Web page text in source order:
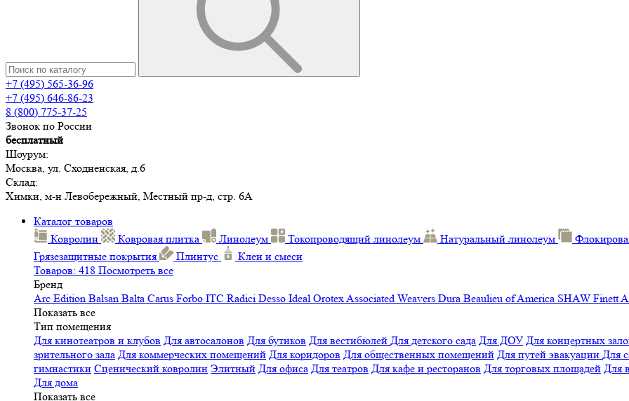
+7 (495) 565-36-96
+7 (495) 646-86-23
8 (800) 775-37-25
Звонок по России
бесплатный
Шоурум:
Москва, ул. Сходненская, д.6
Склад:
Химки, м-н Левобережный, Местный пр-д, стр. 6А
Каталог товаров
Ковролин
Ковровая плитка Линолеум Токопроводящий линолеум Натуральный линолеум
Грязезащитные покрытия
Плинтус
Клеи и смеси
Товаров: 418 Посмотреть все
Бренд
Arc Edition Balsan Balta Carus Forbo ITC Radici Desso Ideal OrotexAssociated Weavers Dura Beaulieu of America SHAW Finett
Показать все
Тип помещения
Для кинотеатров и клубов Для автосалонов Для бутиков Для вестибюлей Для детского сада Для ДОУ Для концертных
зрительного зала Для коммерческих помещений Для коридоров Для общественных помещений Для путей эвакуации Для
гимнастики Сценический ковролин Элитный Для офиса Для театров Для кафе и ресторанов Для торговых площадей Для
Для дома
Показать все